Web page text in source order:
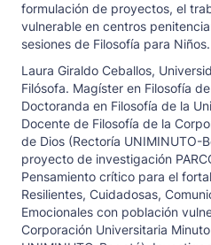
formulación de proyectos, el
vulnerable en centros
sesiones de Filosofía para Niños.
Laura Giraldo Ceballos,
Filósofa. Magíster en Filosofía
Doctoranda en Filosofía de la
Docente de Filosofía de la
de Dios (Rectoría UNIMINUTO-
proyecto de investigación
Pensamiento crítico para el
Resilientes, Cuidadosas,
Emocionales con población
Corporación Universitaria